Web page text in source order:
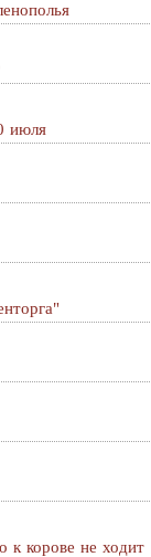
июля
к корове не ходит